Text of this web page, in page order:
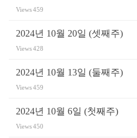
Views459
2024년 10월 20일 (셋째주)
Views428
2024년 10월 13일 (둘째주)
Views459
2024년 10월 6일 (첫째주)
Views450